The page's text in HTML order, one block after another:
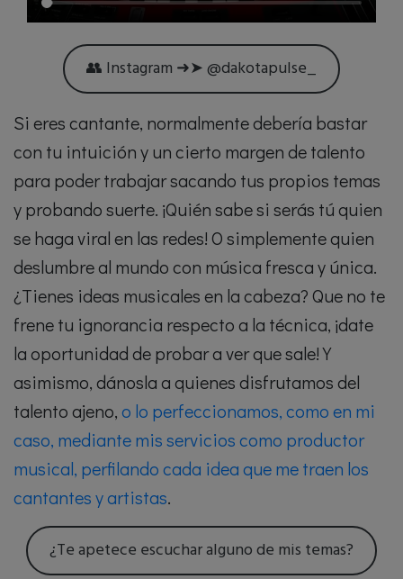
👥 Instagram ➜➤ @dakotapulse_
Si eres cantante, normalmente debería bastar
con tu intuición y un cierto margen de talento
para poder trabajar sacando tus propios temas
y probando suerte. ¡Quién sabe si serás tú quien
se haga viral en las redes! O simplemente quien
deslumbre al mundo con música fresca y única.
¿Tienes ideas musicales en la cabeza? Que no te
frene tu ignorancia respecto a la técnica, ¡date
la oportunidad de probar a ver que sale! Y
asimismo, dánosla a quienes disfrutamos del
talento ajeno,o lo perfeccionamos, como en mi
caso, mediante mis servicios como productor
musical, perfilando cada idea que me traen los
cantantes y artistas.
¿Te apetece escuchar alguno de mis temas?